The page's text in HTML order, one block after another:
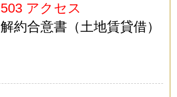
503 アクセス
解約合意書（土地賃貸借）